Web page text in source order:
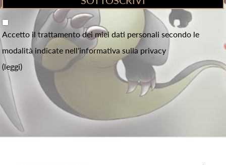
Accetto il trattamento dei miei dati personali secondo le
modalità indicate nell'informativa sulla privacy
(leggi)